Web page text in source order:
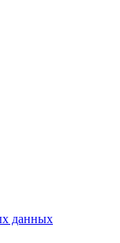
данных